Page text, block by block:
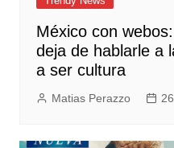
México con
deja de hablarle a
a ser cultura
Matias Perazzo